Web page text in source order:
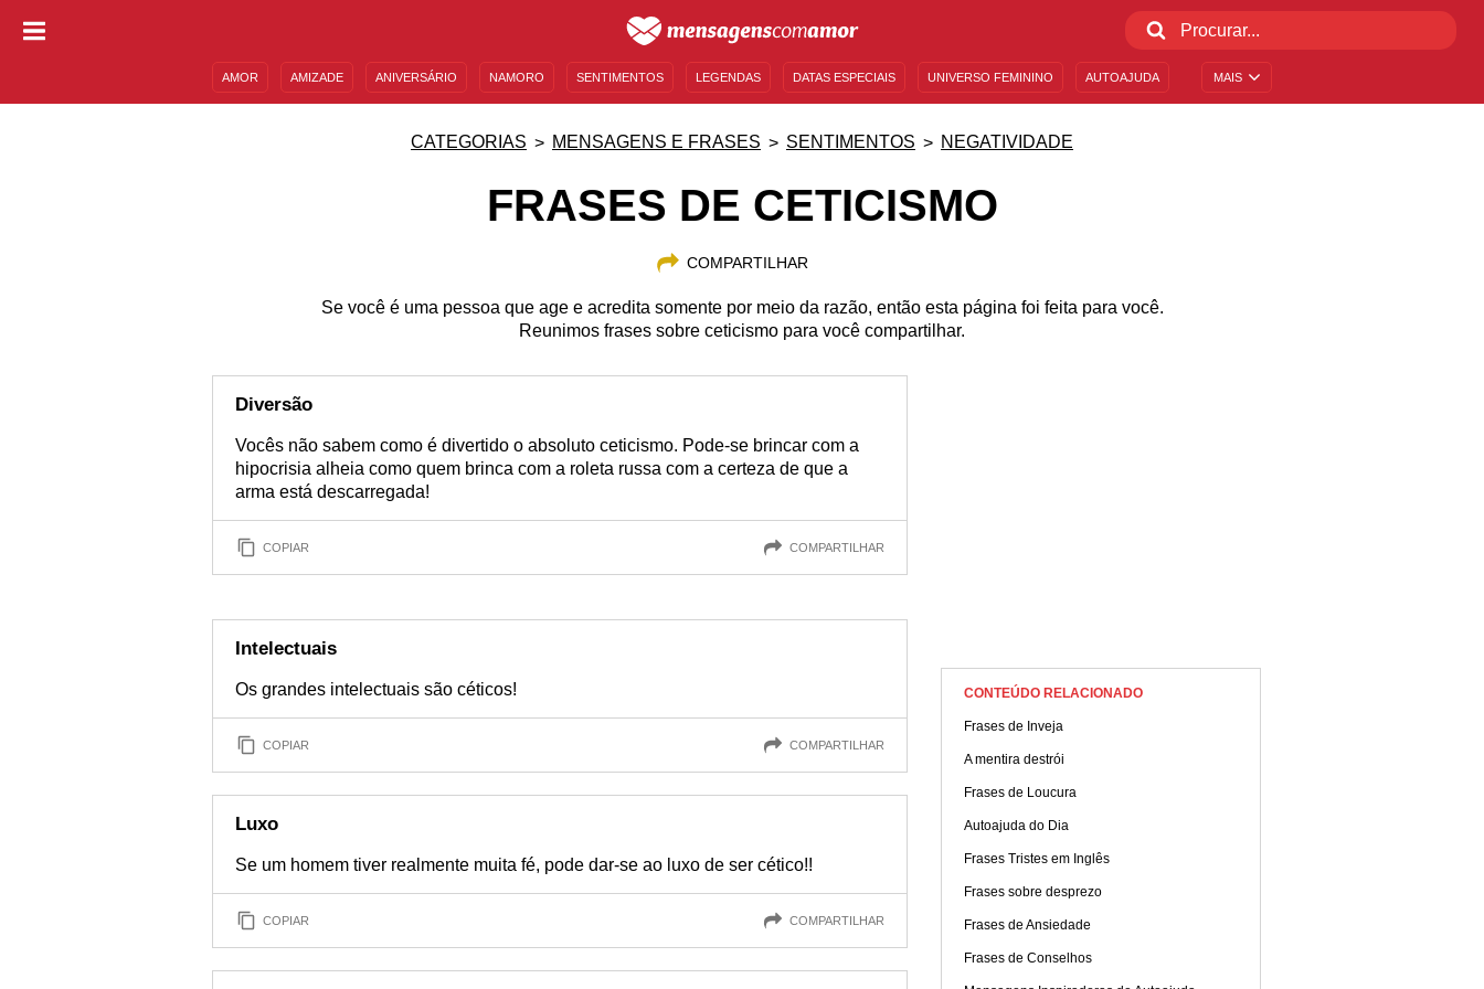
MAIS
AMOR AMIZADE ANIVERSÁRIO NAMORO SENTIMENTOS LEGENDAS DATAS ESPECIAIS UNIVERSO FEMININO AUTOAJUDA
CATEGORIAS MENSAGENS E FRASES SENTIMENTOS NEGATIVIDADE
FRASES DE CETICISMO
COMPARTILHAR
Se você é uma pessoa que age e acredita somente por meio da razão, então esta página foi feita para você.
Reunimos frases sobre ceticismo para você compartilhar.
Diversão
Vocês não sabem como é divertido o absoluto ceticismo. Pode-se brincar com a
hipocrisia alheia como quem brinca com a roleta russa com a certeza de que a
arma está descarregada!
COPIAR COMPARTILHAR
Intelectuais
Os grandes intelectuais são céticos!
COPIAR COMPARTILHAR
Luxo
Se um homem tiver realmente muita fé, pode dar-se ao luxo de ser cético!!
COPIAR COMPARTILHAR
CONTEÚDO RELACIONADO
Frases de Inveja
A mentira destrói
Frases de Loucura
Autoajuda do Dia
Frases Tristes em Inglês
Frases sobre desprezo
Frases de Ansiedade
Frases de Conselhos